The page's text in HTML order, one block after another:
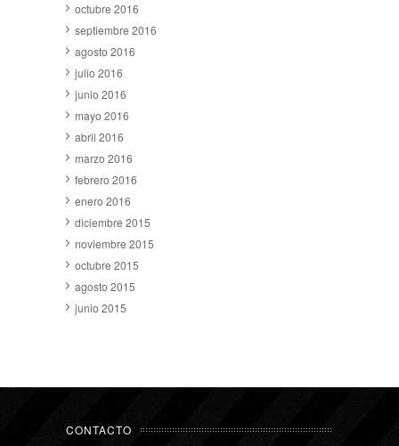
octubre 2016
septiembre 2016
agosto 2016
julio 2016
junio 2016
mayo 2016
abril 2016
marzo 2016
febrero 2016
enero 2016
diciembre 2015
noviembre 2015
octubre 2015
agosto 2015
junio 2015
CONTACTO